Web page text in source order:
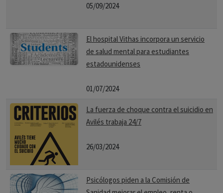
05/09/2024
El hospital Vithas incorpora un servicio
de salud mental para estudiantes
estadounidenses
01/07/2024
La fuerza de choque contra el suicidio en
Avilés trabaja 24/7
26/03/2024
Psicólogos piden a la Comisión de